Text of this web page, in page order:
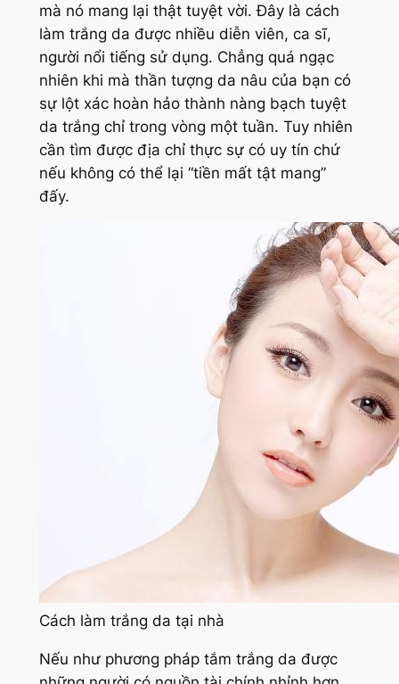
mà nó mang lại thật tuyệt vời. Đây là cách
làm trắng da được nhiều diễn viên, ca sĩ,
người nổi tiếng sử dụng. Chẳng quá ngạc
nhiên khi mà thần tượng da nâu của bạn có
sự lột xác hoàn hảo thành nàng bạch tuyệt
da trắng chỉ trong vòng một tuần. Tuy nhiên
cần tìm được địa chỉ thực sự có uy tín chứ
nếu không có thể lại “tiền mất tật mang”
đấy.
Cách làm trắng da tại nhà
Nếu như phương pháp tắm trắng da được